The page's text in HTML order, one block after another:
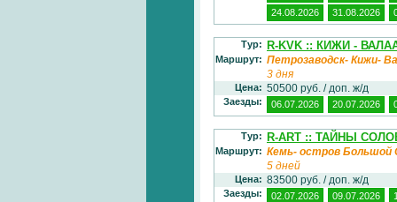
24.08.2026
31.08.2026
Тур: R-KVK :: КИЖИ -
Маршрут: Петрозаводск- Кижи-
3 дня
Цена: 50500 руб. / доп. ж/д
Заезды: 06.07.2026 20.07.2026
Тур: R-ART :: ТАЙНЫ
Маршрут: Кемь- остров Большой
5 дней
Цена: 83500 руб. / доп. ж/д
Заезды: 02.07.2026 09.07.2026